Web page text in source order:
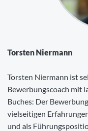
Torsten Niermann
Torsten Niermann ist
Bewerbungscoach mit
Buches: Der
vielseitigen
und als